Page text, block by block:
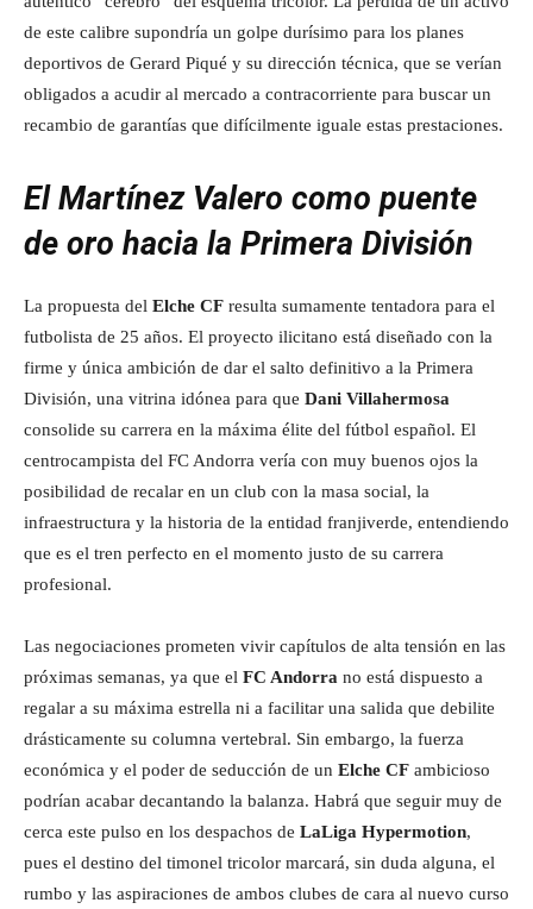
de este calibre supondría un golpe durísimo para los planes
deportivos de Gerard Piqué y su dirección técnica, que se verían
obligados a acudir al mercado a contracorriente para buscar un
recambio de garantías que difícilmente iguale estas prestaciones.
El Martínez Valero como puente
de oro hacia la Primera División
La propuesta del Elche CF resulta sumamente tentadora para el
futbolista de 25 años. El proyecto ilicitano está diseñado con la
firme y única ambición de dar el salto definitivo a la Primera
División, una vitrina idónea para que Dani Villahermosa
consolide su carrera en la máxima élite del fútbol español. El
centrocampista del FC Andorra vería con muy buenos ojos la
posibilidad de recalar en un club con la masa social, la
infraestructura y la historia de la entidad franjiverde, entendiendo
que es el tren perfecto en el momento justo de su carrera
profesional.
Las negociaciones prometen vivir capítulos de alta tensión en las
próximas semanas, ya que el FC Andorra no está dispuesto a
regalar a su máxima estrella ni a facilitar una salida que debilite
drásticamente su columna vertebral. Sin embargo, la fuerza
económica y el poder de seducción de un Elche CF ambicioso
podrían acabar decantando la balanza. Habrá que seguir muy de
cerca este pulso en los despachos de LaLiga Hypermotion,
pues el destino del timonel tricolor marcará, sin duda alguna, el
rumbo y las aspiraciones de ambos clubes de cara al nuevo curso